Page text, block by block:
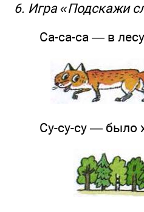
6. Игра «Подскажи
Са-са-са — в лесу
Су-су-су — было